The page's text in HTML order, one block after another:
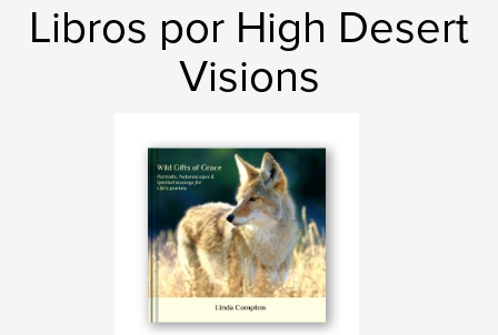
Libros por High Desert
Visions